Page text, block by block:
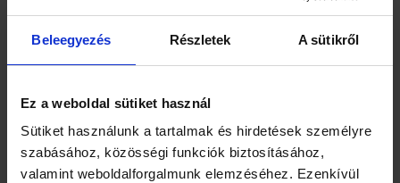
Beleegyezés Részletek A sütikről
Ez a weboldal sütiket használ
Sütiket használunk a tartalmak és hirdetések személyre
szabásához, közösségi funkciók biztosításához,
valamint weboldalforgalmunk elemzéséhez. Ezenkívül